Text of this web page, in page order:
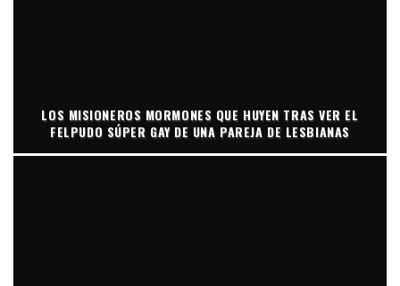
LOS MISIONEROS MORMONES QUE HUYEN TRAS VER EL
FELPUDO SÚPER GAY DE UNA PAREJA DE LESBIANAS